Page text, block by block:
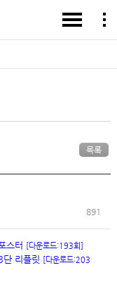
목록
891
스터 [다운로드:193회]
리플릿 [다운로드:203